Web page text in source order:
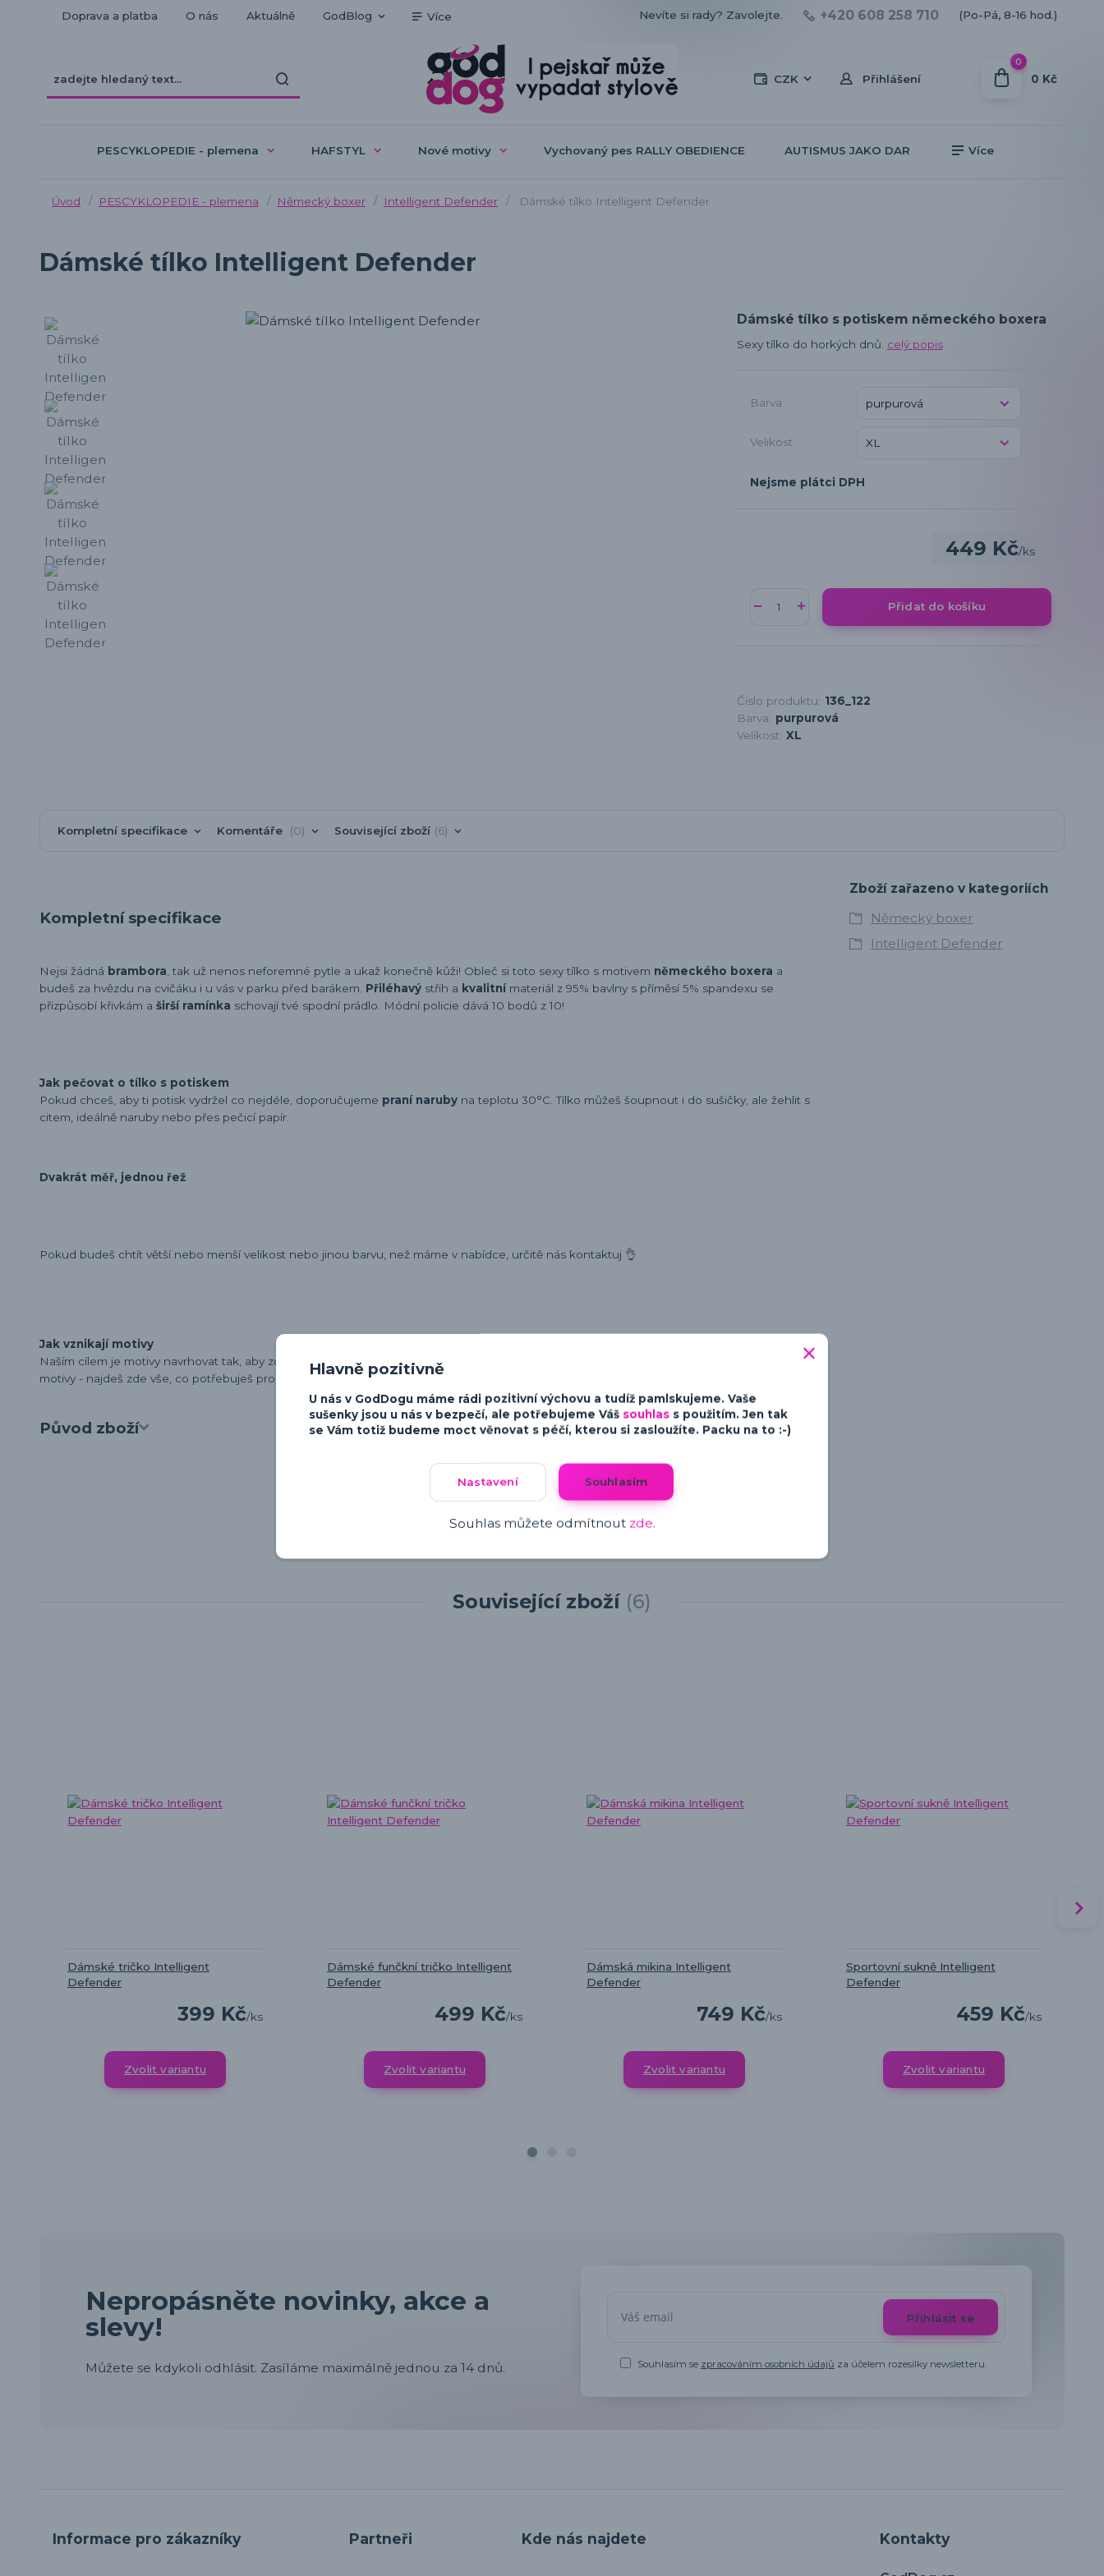
Doprava a platba O nás Aktuálně GodBlog Více
CZK Přihlášení
Nevíte si rady? Zavolejte. +420 608 258 710 (Po-Pá, 8-16 hod.)
0
0 Kč
PESCYKLOPEDIE - plemena HAFSTYL Nové motivy Vychovaný pes RALLY OBEDIENCE AUTISMUS JAKO DAR Více
Úvod PESCYKLOPEDIE - plemena Německý boxer Intelligent Defender Dámské tílko Intelligent Defender
Dámské tílko Intelligent Defender
Dámské tílko s potiskem německého boxera
Sexy tílko do horkých dnů. celý popis
Barva
Velikost
Nejsme plátci DPH
449 Kč/ks
Přidat do košíku
Číslo produktu: 136_122
Barva: purpurová
Velikost: XL
Kompletní specifikace Komentáře 0 Související zboží 6
Kompletní specifikace
Nejsi žádná brambora , tak už nenos neforemné pytle a ukaž konečně kůži! Obleč si toto sexy tílko s motivem německého boxera a
budeš za hvězdu na cvičáku i u vás v parku před barákem. Přiléhavý střih a kvalitní materiál z 95% bavlny s příměsí 5% spandexu se
přizpůsobí křivkám a širší ramínka schovají tvé spodní prádlo. Módní policie dává 10 bodů z 10!
Jak pečovat o tílko s potiskem
Pokud chceš, aby ti potisk vydržel co nejdéle, doporučujeme praní naruby na teplotu 30°C. Tílko můžeš šoupnout i do sušičky, ale žehlit s
citem, ideálně naruby nebo přes pečicí papír.
Dvakrát měř, jednou řež
Pokud budeš chtít větší nebo menší velikost nebo jinou barvu, než máme v nabídce, určitě nás kontaktuj 👌
Jak vznikají motivy
Naším cílem je motivy navrhovat tak, aby zdůraznily osobnost a charakter psů. Od minimalistických a moderních designů po vtipné a hravé
motivy - najdeš zde vše, co potřebuješ pro vyjádření své lásky ke psům.
Původ zboží
Zboží zařazeno v kategoriích
Německý boxer
Intelligent Defender
Související zboží 6
Dámské tričko Intelligent
Defender
399 Kč/ks
Zvolit variantu
Dámské funčkní tričko Intelligent
Defender
499 Kč/ks
Zvolit variantu
Dámská mikina Intelligent
Defender
749 Kč/ks
Zvolit variantu
Sportovní sukně Intelligent
Defender
459 Kč/ks
Zvolit variantu
Nepropásněte novinky, akce a
slevy!
Můžete se kdykoli odhlásit. Zasíláme maximálně jednou za 14 dnů.
Přihlásit se
Souhlasím se zpracováním osobních údajů za účelem rozesílky newsletteru.
Informace pro zákazníky Partneři Kde nás najdete Kontakty
Hlavně pozitivně
U nás v GodDogu máme rádi pozitivní výchovu a tudíž pamlskujeme. Vaše
sušenky jsou u nás v bezpečí, ale potřebujeme Váš souhlas s použitím. Jen tak
se Vám totiž budeme moct věnovat s péčí, kterou si zasloužíte. Packu na to :-)
Nastavení Souhlasím
Souhlas můžete odmítnout zde.